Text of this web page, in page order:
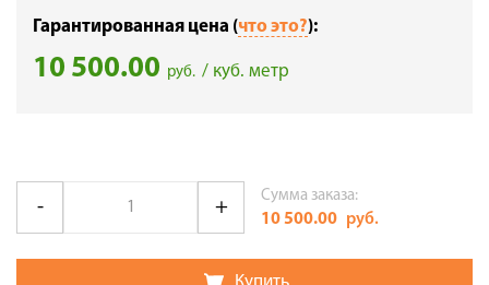
Гарантированная цена (что это?):
10 500.00 руб. / куб. метр
Сумма заказа:
10 500.00 руб.